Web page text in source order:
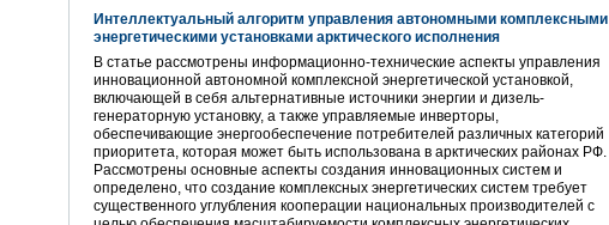
Интеллектуальный алгоритм управления автономными комплексными
энергетическими установками арктического исполнения
В статье рассмотрены информационно-технические аспекты управления
инновационной автономной комплексной энергетической установкой,
включающей в себя альтернативные источники энергии и дизель-
генераторную установку, а также управляемые инверторы,
обеспечивающие энергообеспечение потребителей различных категорий
приоритета, которая может быть использована в арктических районах РФ.
Рассмотрены основные аспекты создания инновационных систем и
определено, что создание комплексных энергетических систем требует
существенного углубления кооперации национальных производителей с